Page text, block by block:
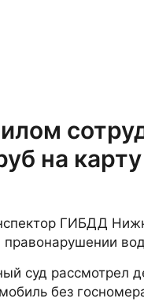
на
ГИБДД
правонарушении
суд рассмотрел
без